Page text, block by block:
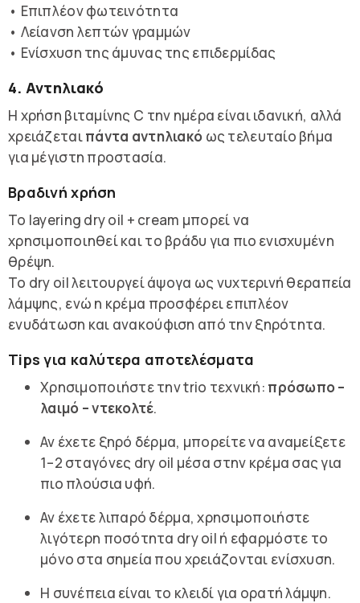
• Επιπλέον φωτεινότητα
• Λείανση λεπτών γραμμών
• Ενίσχυση της άμυνας της επιδερμίδας
4. Αντηλιακό
Η χρήση βιταμίνης C την ημέρα είναι ιδανική, αλλά
χρειάζεταιπάντα αντηλιακό ως τελευταίο βήμα
για μέγιστη προστασία.
Βραδινή χρήση
Το layering dry oil + cream μπορεί να
χρησιμοποιηθεί και το βράδυ για πιο ενισχυμένη
θρέψη.
Το dry oil λειτουργεί άψογα ως νυχτερινή θεραπεία
λάμψης, ενώ η κρέμα προσφέρει επιπλέον
ενυδάτωση και ανακούφιση από την ξηρότητα.
Tips για καλύτερα αποτελέσματα
Χρησιμοποιήστε την trio τεχνική: πρόσωπο –
λαιμό – ντεκολτέ.
Αν έχετε ξηρό δέρμα, μπορείτε να αναμείξετε
1–2 σταγόνες dry oil μέσα στην κρέμα σας για
πιο πλούσια υφή.
Αν έχετε λιπαρό δέρμα, χρησιμοποιήστε
λιγότερη ποσότητα dry oil ή εφαρμόστε το
μόνο στα σημεία που χρειάζονται ενίσχυση.
Η συνέπεια είναι το κλειδί για ορατή λάμψη.